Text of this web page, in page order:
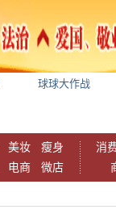
球球大作战
美妆
瘦身
电商 微店
消